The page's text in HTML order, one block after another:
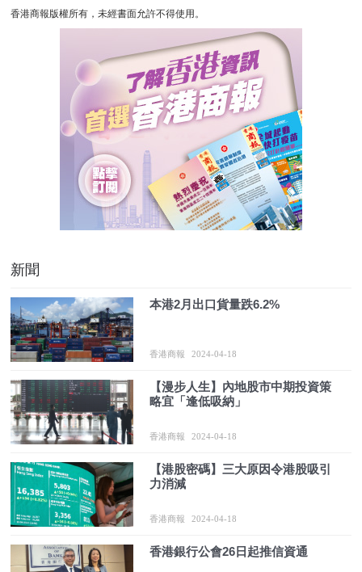
香港商報版權所有，未經書面允許不得使用。
新聞
本港2月出口貨量跌6.2%
香港商報 2024-04-18
【漫步人生】內地股市中期投資策
略宜「逢低吸納」
香港商報 2024-04-18
【港股密碼】三大原因令港股吸引
力消減
香港商報 2024-04-18
​香港銀行公會26日起推信資通